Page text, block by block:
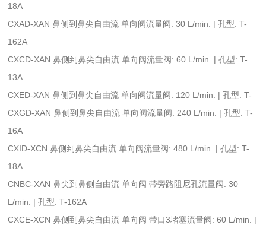
18A
CXAD-XAN 鼻侧到鼻尖自由流 单向阀流量阀: 30 L/min. | 孔型: T-
162A
CXCD-XAN 鼻侧到鼻尖自由流 单向阀流量阀: 60 L/min. | 孔型: T-
13A
CXED-XAN 鼻侧到鼻尖自由流 单向阀流量阀: 120 L/min. | 孔型: T-
CXGD-XAN 鼻侧到鼻尖自由流 单向阀流量阀: 240 L/min. | 孔型: T-
16A
CXID-XCN 鼻侧到鼻尖自由流 单向阀流量阀: 480 L/min. | 孔型: T-
18A
CNBC-XAN 鼻尖到鼻侧自由流 单向阀 带旁路阻尼孔流量阀: 30
L/min. | 孔型: T-162A
CXCE-XCN 鼻侧到鼻尖自由流 单向阀 带口3堵塞流量阀: 60 L/min. |